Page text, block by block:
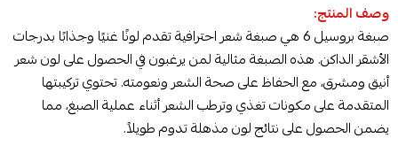
وصف المنتج:
صبغة بروسيل 6 هي صبغة شعر احترافية تقدم لونًا غنيًا وجذابًا بدرجات
الأشقر الداكن. هذه الصبغة مثالية لمن يرغبون في الحصول على لون شعر
أنيق ومشرق، مع الحفاظ على صحة الشعر ونعومته. تحتوي تركيبتها
المتقدمة على مكونات تغذي وترطب الشعر أثناء عملية الصبغ، مما
يضمن الحصول على نتائج لون مذهلة تدوم طويلاً.